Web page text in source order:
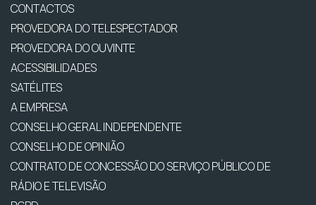
CONTACTOS
PROVEDORA DO TELESPECTADOR
PROVEDORA DO OUVINTE
ACESSIBILIDADES
SATÉLITES
A EMPRESA
CONSELHO GERAL INDEPENDENTE
CONSELHO DE OPINIÃO
CONTRATO DE CONCESSÃO DO SERVIÇO PÚBLICO DE
RÁDIO E TELEVISÃO